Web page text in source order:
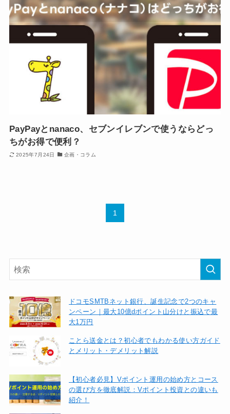
PayPayとnanaco、セブンイレブンで使うならどっ
ちがお得で便利？
2025年7月24日 企画・コラム
1
ドコモSMTBネット銀行、誕生記念で2つのキャ
ンペーン｜最大10億dポイント山分けと振込で最
大1万円
ことら送金とは？初心者でもわかる使い方ガイド
とメリット・デメリット解説
【初心者必見】Vポイント運用の始め方とコース
の選び方を徹底解説：Vポイント投資との違いも
紹介！